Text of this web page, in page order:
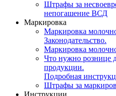
Штрафы за
непогашение ВСД
Маркировка
Маркировка
Законодательство.
Маркировка
Что нужно рознице
продукции.
Подробная
Штрафы за
Инструкции